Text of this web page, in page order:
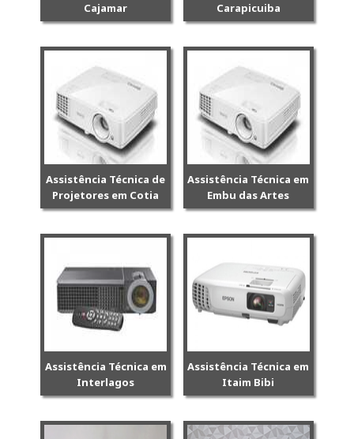
Cajamar Carapicuiba
Assistência Técnica de
Projetores em Cotia
Assistência Técnica em
Embu das Artes
Assistência Técnica em
Interlagos
Assistência Técnica em
Itaim Bibi